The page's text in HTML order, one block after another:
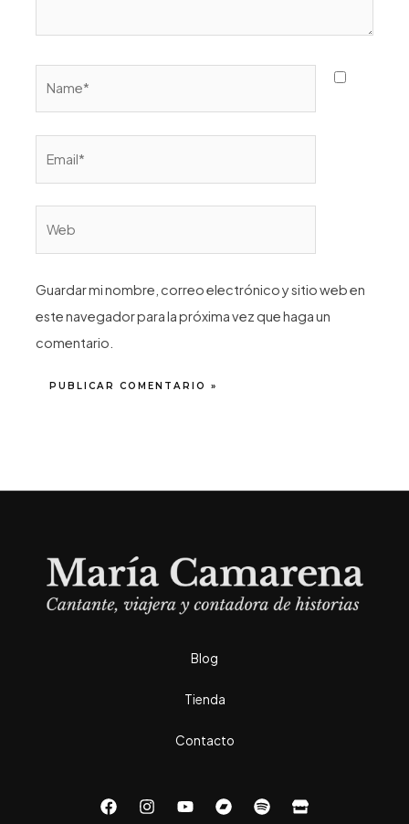
Guardar mi nombre, correo electrónico y sitio web en
este navegador para la próxima vez que haga un
comentario.
Blog
Tienda
Contacto